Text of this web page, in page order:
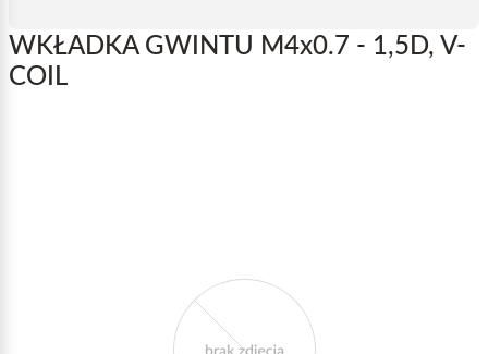
WKŁADKA GWINTU M4x0.7 - 1,5D, V-
COIL